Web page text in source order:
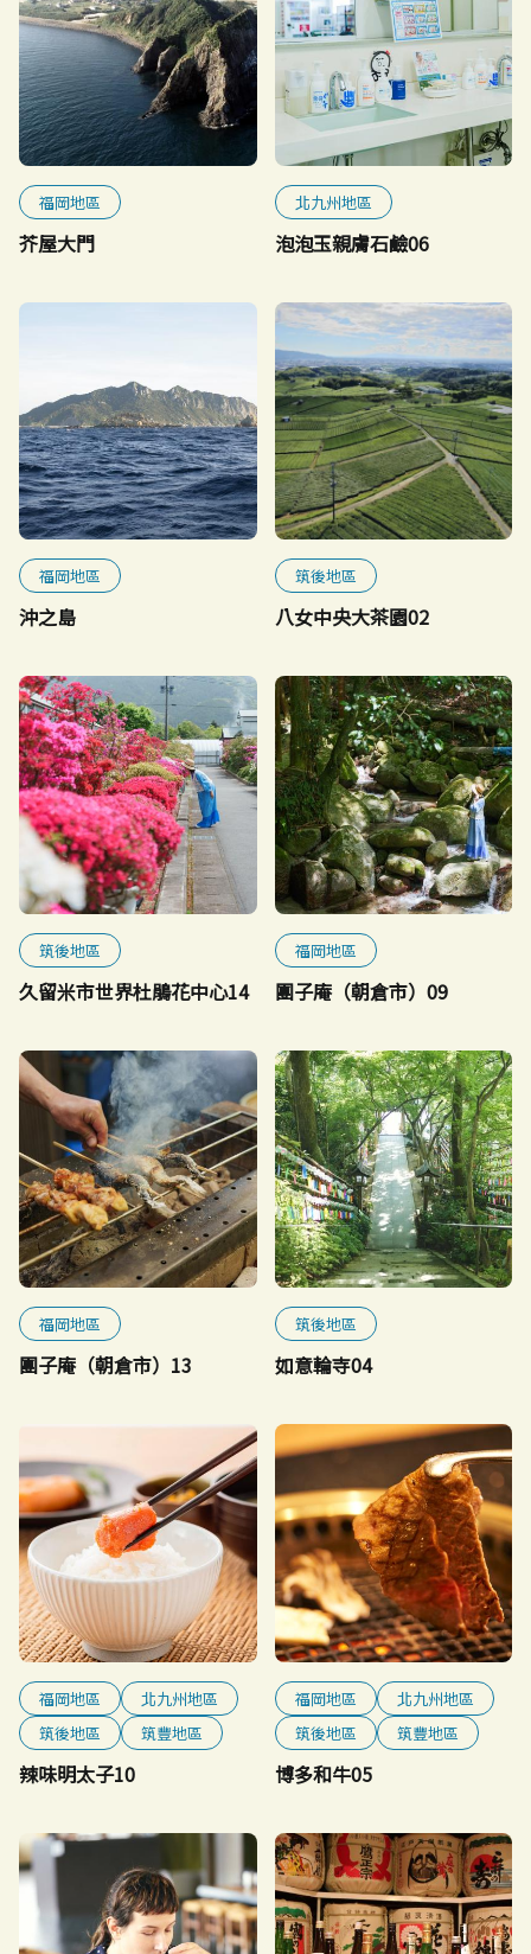
福岡地區
芥屋大門
北九州地區
泡泡玉親膚石鹼06
福岡地區
沖之島
筑後地區
八女中央大茶園02
筑後地區
久留米市世界杜鵑花中心14
福岡地區
團子庵（朝倉市）09
福岡地區
團子庵（朝倉市）13
筑後地區
如意輪寺04
福岡地區
北九州地區
筑後地區
筑豐地區
辣味明太子10
福岡地區
北九州地區
筑後地區
筑豐地區
博多和牛05